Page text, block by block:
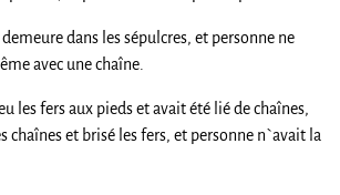
dans les sépulcres, et personne ne
avec une chaîne.
les fers aux pieds et avait été lié de chaînes,
chaînes et brisé les fers, et personne n`avait la